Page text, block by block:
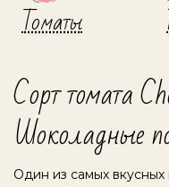
Томаты
Сорт томата
Шоколадные
Один из самых вкусных